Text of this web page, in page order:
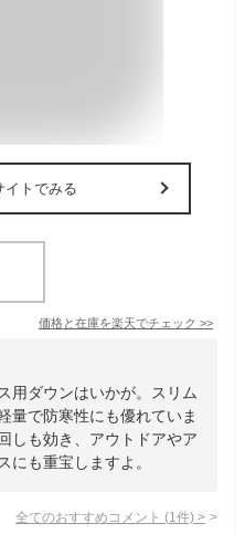
イトでみる
価格と在庫を楽天でチェック >>
用ダウンはいかが。スリム
量で防寒性にも優れていま
しも効き、アウトドアやア
にも重宝しますよ。
全てのおすすめコメント (1 件) >